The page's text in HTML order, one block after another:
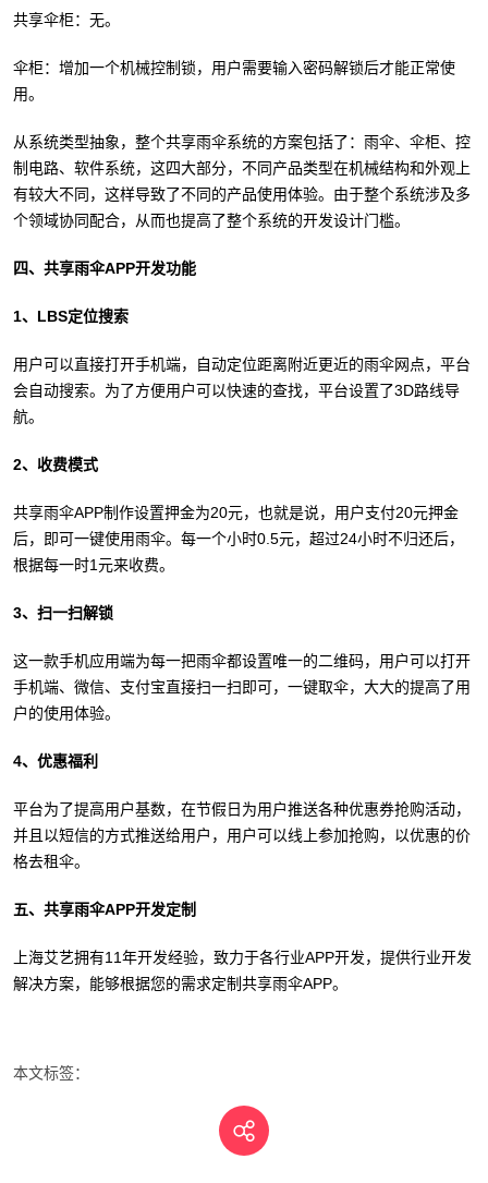
共享伞柜：无。
伞柜：增加一个机械控制锁，用户需要输入密码解锁后才能正常使
用。
从系统类型抽象，整个共享雨伞系统的方案包括了：雨伞、伞柜、控
制电路、软件系统，这四大部分，不同产品类型在机械结构和外观上
有较大不同，这样导致了不同的产品使用体验。由于整个系统涉及多
个领域协同配合，从而也提高了整个系统的开发设计门槛。
四、共享雨伞APP开发功能
1、LBS定位搜索
用户可以直接打开手机端，自动定位距离附近更近的雨伞网点，平台
会自动搜索。为了方便用户可以快速的查找，平台设置了3D路线导
航。
2、收费模式
共享雨伞APP制作设置押金为20元，也就是说，用户支付20元押金
后，即可一键使用雨伞。每一个小时0.5元，超过24小时不归还后，
根据每一时1元来收费。
3、扫一扫解锁
这一款手机应用端为每一把雨伞都设置唯一的二维码，用户可以打开
手机端、微信、支付宝直接扫一扫即可，一键取伞，大大的提高了用
户的使用体验。
4、优惠福利
平台为了提高用户基数，在节假日为用户推送各种优惠券抢购活动，
并且以短信的方式推送给用户，用户可以线上参加抢购，以优惠的价
格去租伞。
五、共享雨伞APP开发定制
上海艾艺拥有11年开发经验，致力于各行业APP开发，提供行业开发
解决方案，能够根据您的需求定制共享雨伞APP。
本文标签：